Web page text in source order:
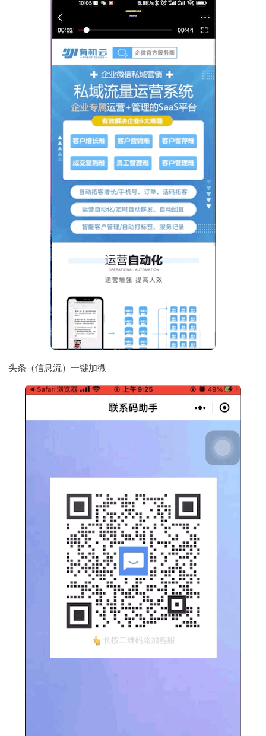
头条（信息流）一键加微